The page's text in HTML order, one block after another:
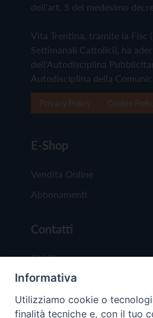
dell'art. 5 del medesimo
Vita Trentina, tramite la Fisc
Settimanali Cattolici), ha
dell'Autodisciplina
Autodisciplina della
E-Shop
Vendita Online
Abbonamenti
Contatti
Chi Siamo
Redazione
Scrivici
Informativa
Utilizziamo cookie o
finalità tecniche e, con il tuo